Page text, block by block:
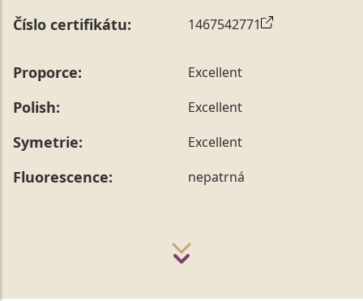
Číslo certifikátu: 1467542771
Proporce: Excellent
Polish: Excellent
Symetrie: Excellent
Fluorescence: nepatrná